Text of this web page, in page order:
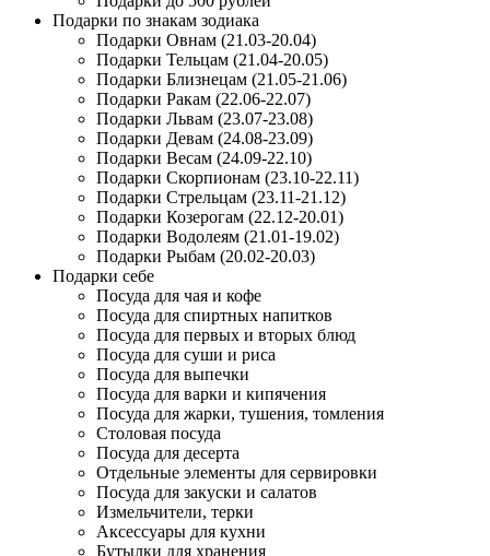
Подарки по знакам зодиака
Подарки Овнам (21.03-20.04)
Подарки Тельцам (21.04-20.05)
Подарки Близнецам (21.05-21.06)
Подарки Ракам (22.06-22.07)
Подарки Львам (23.07-23.08)
Подарки Девам (24.08-23.09)
Подарки Весам (24.09-22.10)
Подарки Скорпионам (23.10-22.11)
Подарки Стрельцам (23.11-21.12)
Подарки Козерогам (22.12-20.01)
Подарки Водолеям (21.01-19.02)
Подарки Рыбам (20.02-20.03)
Подарки себе
Посуда для чая и кофе
Посуда для спиртных напитков
Посуда для первых и вторых блюд
Посуда для суши и риса
Посуда для выпечки
Посуда для варки и кипячения
Посуда для жарки, тушения, томления
Столовая посуда
Посуда для десерта
Отдельные элементы для сервировки
Посуда для закуски и салатов
Измельчители, терки
Аксессуары для кухни
Бутылки для хранения